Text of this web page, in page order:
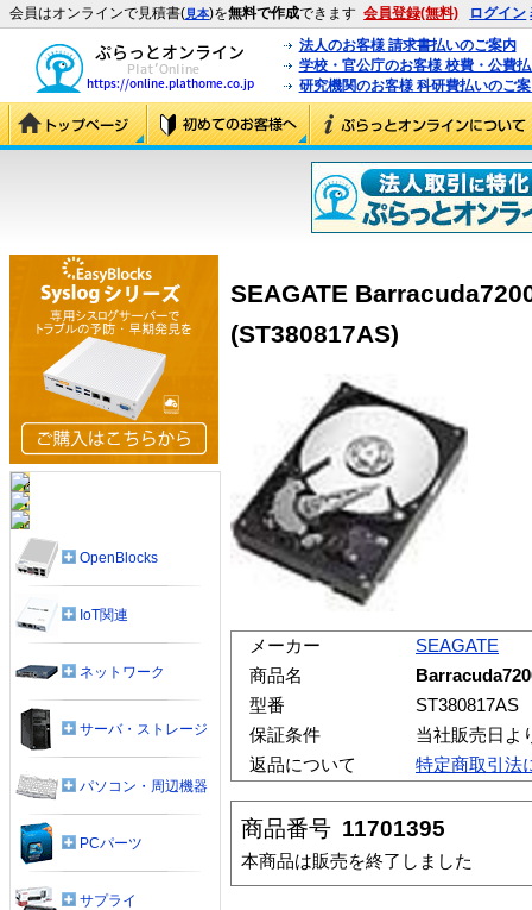
会員はオンラインで見積書(見本)を無料で作成できます 会員登録(無料) ログイン
法人のお客様 請求書払いのご案内
学校・官公庁のお客様 校費・公費
研究機関のお客様 科研費払いのご
SEAGATE
(ST380817AS)
メーカー
SEAGATE
商品名
型番
ST380817AS
保証条件
当社販売日よ
返品について
特定商取引法
商品番号 11701395
本商品は販売を終了しました
OpenBlocks
IoT関連
ネットワーク
サーバ・ストレージ
パソコン・周辺機器
PCパーツ
サプライ